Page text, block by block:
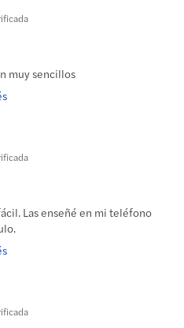
muy sencillos
Las enseñé en mi teléfono